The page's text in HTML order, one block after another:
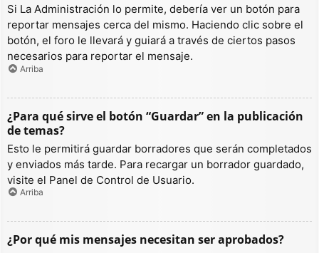
Si La Administración lo permite, debería ver un botón para
reportar mensajes cerca del mismo. Haciendo clic sobre el
botón, el foro le llevará y guiará a través de ciertos pasos
necesarios para reportar el mensaje.
Arriba
¿Para qué sirve el botón “Guardar” en la publicación
de temas?
Esto le permitirá guardar borradores que serán completados
y enviados más tarde. Para recargar un borrador guardado,
visite el Panel de Control de Usuario.
Arriba
¿Por qué mis mensajes necesitan ser aprobados?